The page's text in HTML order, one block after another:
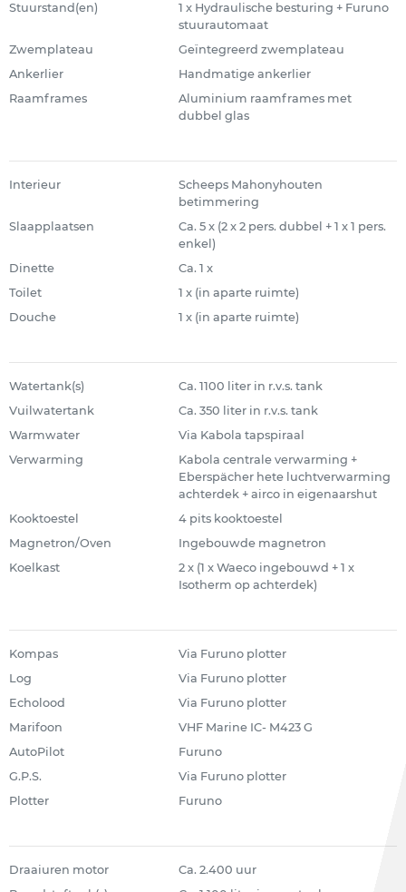
Stuurstand(en)
1 x Hydraulische besturing + Furuno
stuurautomaat
Zwemplateau
Geïntegreerd zwemplateau
Ankerlier
Handmatige ankerlier
Raamframes
Aluminium raamframes met
dubbel glas
Interieur
Scheeps Mahonyhouten
betimmering
Slaapplaatsen
Ca. 5 x (2 x 2 pers. dubbel + 1 x 1 pers.
enkel)
Dinette
Ca. 1 x
Toilet
1 x (in aparte ruimte)
Douche
1 x (in aparte ruimte)
Watertank(s)
Ca. 1100 liter in r.v.s. tank
Vuilwatertank
Ca. 350 liter in r.v.s. tank
Warmwater
Via Kabola tapspiraal
Verwarming
Kabola centrale verwarming +
Eberspächer hete luchtverwarming
achterdek + airco in eigenaarshut
Kooktoestel
4 pits kooktoestel
Magnetron/Oven
Ingebouwde magnetron
Koelkast
2 x (1 x Waeco ingebouwd + 1 x
Isotherm op achterdek)
Kompas
Via Furuno plotter
Log
Via Furuno plotter
Echolood
Via Furuno plotter
Marifoon
VHF Marine IC- M423 G
AutoPilot
Furuno
G.P.S.
Via Furuno plotter
Plotter
Furuno
Draaiuren motor
Ca. 2.400 uur